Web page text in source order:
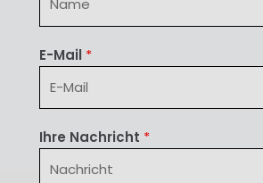
E-Mail *
Ihre Nachricht *